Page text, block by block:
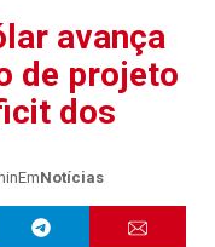
avança
de projeto
dos
EmNotícias